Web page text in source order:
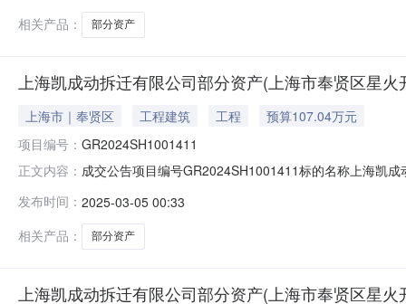
相关产品：
部分资产
上海凯成动拆迁有限公司部分资产(上海市奉贤区星
上海市｜奉贤区 工程建筑 工程
预算107.04万元
项目编号： GR2024SH1001411
正文内容： 成交公告项目编号GR2024SH1001411标的名称上海凯
发布时间： 2025-03-05 00:33
相关产品：
部分资产
上海凯成动拆迁有限公司部分资产(上海市奉贤区星